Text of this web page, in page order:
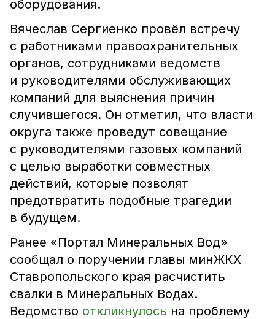
оборудования.
Вячеслав Сергиенко провёл встречу
с работниками правоохранительных
органов, сотрудниками ведомств
и руководителями обслуживающих
компаний для выяснения причин
случившегося. Он отметил, что власти
округа также проведут совещание
с руководителями газовых компаний
с целью выработки совместных
действий, которые позволят
предотвратить подобные трагедии
в будущем.
Ранее «Портал Минеральных Вод»
сообщал о поручении главы минЖКХ
Ставропольского края расчистить
свалки в Минеральных Водах.
Ведомство откликнулось на проблему